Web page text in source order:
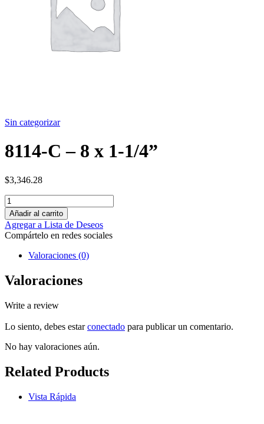
Sin categorizar
8114-C – 8 x 1-1/4”
$3,346.28
Añadir al carrito
Agregar a Lista de Deseos
Compártelo en redes sociales
Valoraciones (0)
Valoraciones
Write a review
Lo siento, debes estarconectado para publicar un comentario.
No hay valoraciones aún.
Related Products
Vista Rápida